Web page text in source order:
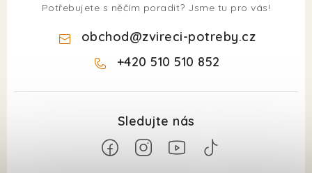
Potřebujete s něčím poradit? Jsme tu pro vás!
obchod@zvireci-potreby.cz
+420 510 510 852